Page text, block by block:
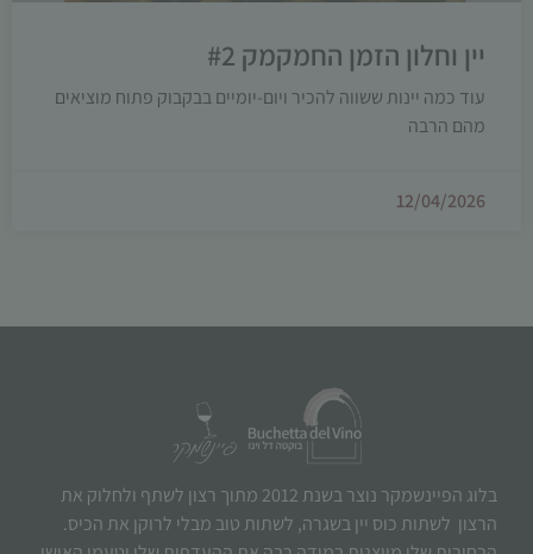
יין וחלון הזמן החמקמק #2
עוד כמה יינות ששווה להכיר ויום-יומיים בבקבוק פתוח מוציאים
מהם הרבה
12/04/2026
בלוג הפיינשמקר נוצר בשנת 2012 מתוך רצון לשתף ולחלוק את
הרצון לשתות כוס יין בשגרה, לשתות טוב מבלי לרוקן את הכיס.